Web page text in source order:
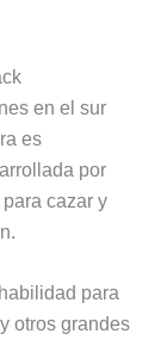
en el sur
es
por
cazar y
para
otros grandes